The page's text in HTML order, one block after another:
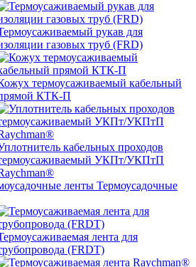
рукав для
газовых труб (FRD)
термоусаживаемый кабельный
КТК-П
кабельных проходов
УКПт/УКПтП
Термоусадочные
лента для
(FRDT)